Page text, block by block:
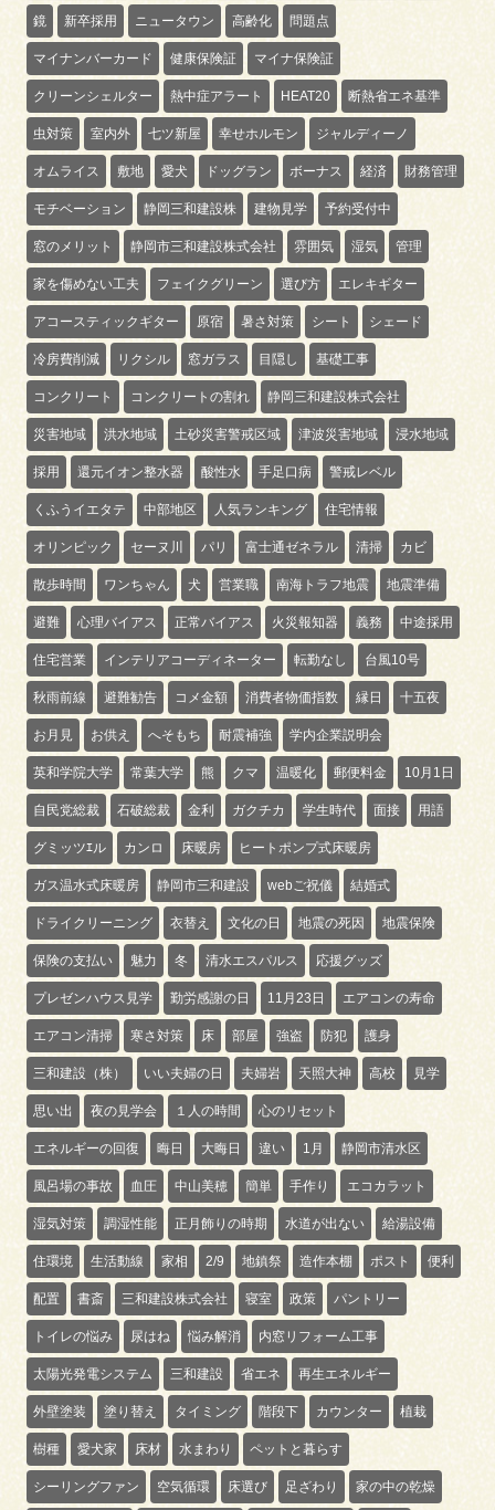
鏡 新卒採用 ニュータウン 高齢化 問題点
マイナンバーカード 健康保険証 マイナ保険証
クリーンシェルター 熱中症アラート HEAT20 断熱省エネ基準
虫対策 室内外 七ツ新屋 幸せホルモン ジャルディーノ
オムライス 敷地 愛犬 ドッグラン ボーナス 経済 財務管理
モチベーション 静岡三和建設株 建物見学 予約受付中
窓のメリット 静岡市三和建設株式会社 雰囲気 湿気 管理
家を傷めない工夫 フェイクグリーン 選び方 エレキギター
アコースティックギター 原宿 暑さ対策 シート シェード
冷房費削減 リクシル 窓ガラス 目隠し 基礎工事
コンクリート コンクリートの割れ 静岡三和建設株式会社
災害地域 洪水地域 土砂災害警戒区域 津波災害地域 浸水地域
採用 還元イオン整水器 酸性水 手足口病 警戒レベル
くふうイエタテ 中部地区 人気ランキング 住宅情報
オリンピック セーヌ川 パリ 富士通ゼネラル 清掃 カビ
散歩時間 ワンちゃん 犬 営業職 南海トラフ地震 地震準備
避難 心理バイアス 正常バイアス 火災報知器 義務 中途採用
住宅営業 インテリアコーディネーター 転勤なし 台風10号
秋雨前線 避難勧告 コメ金額 消費者物価指数 縁日 十五夜
お月見 お供え へそもち 耐震補強 学内企業説明会
英和学院大学 常葉大学 熊 クマ 温暖化 郵便料金 10月1日
自民党総裁 石破総裁 金利 ガクチカ 学生時代 面接 用語
グミッツｴル カンロ 床暖房 ヒートポンプ式床暖房
ガス温水式床暖房 静岡市三和建設 webご祝儀 結婚式
ドライクリーニング 衣替え 文化の日 地震の死因 地震保険
保険の支払い 魅力 冬 清水エスパルス 応援グッズ
プレゼンハウス見学 勤労感謝の日 11月23日 エアコンの寿命
エアコン清掃 寒さ対策 床 部屋 強盗 防犯 護身
三和建設（株） いい夫婦の日 夫婦岩 天照大神 高校 見学
思い出 夜の見学会 １人の時間 心のリセット
エネルギーの回復 晦日 大晦日 違い 1月 静岡市清水区
風呂場の事故 血圧 中山美穂 簡単 手作り エコカラット
湿気対策 調湿性能 正月飾りの時期 水道が出ない 給湯設備
住環境 生活動線 家相 2/9 地鎮祭 造作本棚 ポスト 便利
配置 書斎 三和建設株式会社 寝室 政策 パントリー
トイレの悩み 尿はね 悩み解消 内窓リフォーム工事
太陽光発電システム 三和建設 省エネ 再生エネルギー
外壁塗装 塗り替え タイミング 階段下 カウンター 植栽
樹種 愛犬家 床材 水まわり ペットと暮らす
シーリングファン 空気循環 床選び 足ざわり 家の中の乾燥